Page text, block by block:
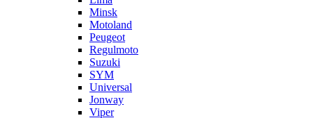
Minsk
Motoland
Peugeot
Regulmoto
Suzuki
SYM
Universal
Jonway
Viper